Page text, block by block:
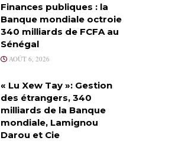
Finances publiques : la
Banque mondiale octroie
340 milliards de FCFA au
Sénégal
AOÛT 6, 2026
« Lu Xew Tay »: Gestion
des étrangers, 340
milliards de la Banque
mondiale, Lamignou
Darou et Cie